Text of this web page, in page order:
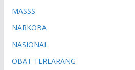
MASSS
NARKOBA
NASIONAL
OBAT TERLARANG